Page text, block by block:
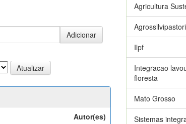
Autor(es)
Agricultura
Ilpf
Integracao
floresta
Mato Grosso
Sistemas